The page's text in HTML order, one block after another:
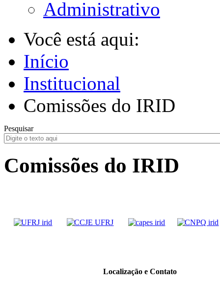
Administrativo
Você está aqui:
Início
Institucional
Comissões do IRID
Pesquisar
Comissões do IRID
Localização e Contato